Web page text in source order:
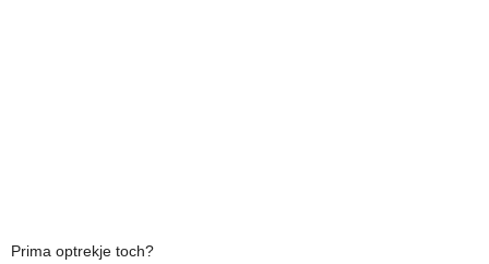
Prima optrekje toch?